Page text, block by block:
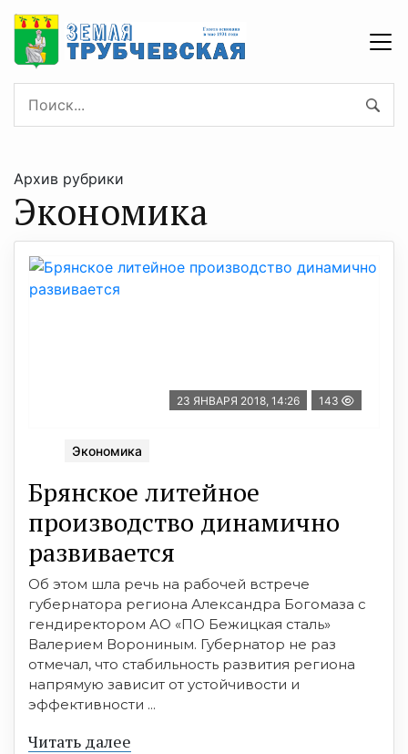
Архив рубрики
Экономика
23 ЯНВАРЯ 2018, 14:26 143
Экономика
Брянское литейное
производство динамично
развивается
Об этом шла речь на рабочей встрече
губернатора региона Александра Богомаза с
гендиректором АО «ПО Бежицкая сталь»
Валерием Ворониным. Губернатор не раз
отмечал, что стабильность развития региона
напрямую зависит от устойчивости и
эффективности ...
Читать далее